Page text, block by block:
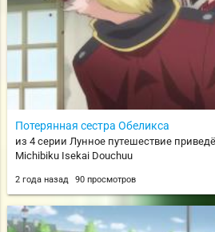
Потерянная сестра Обеликса
из 4 серии Лунное путешествие
Michibiku Isekai Douchuu
2 года назад 90 просмотров